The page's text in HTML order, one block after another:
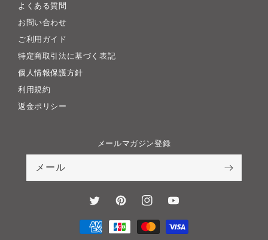
よくある質問
お問い合わせ
ご利用ガイド
特定商取引法に基づく表記
個人情報保護方針
利用規約
返金ポリシー
メールマガジン登録
メール
Twitter PinterestInstagramYouTube